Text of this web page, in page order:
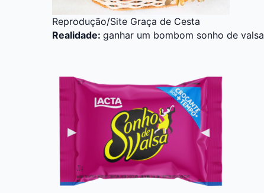
Reprodução/Site Graça de Cesta
Realidade: ganhar um bombom sonho de valsa